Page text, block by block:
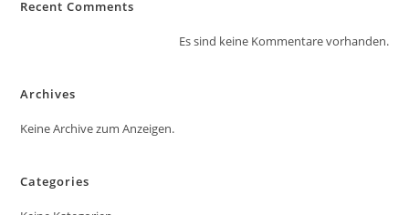
Recent Comments
Es sind keine Kommentare vorhanden.
Archives
Keine Archive zum Anzeigen.
Categories